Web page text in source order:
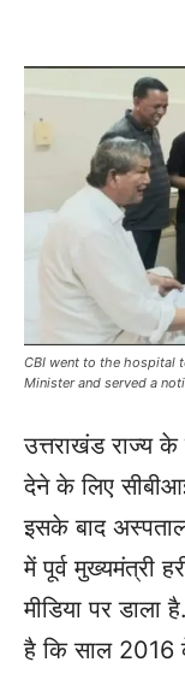
CBI went to the hospital
Minister and served a
उत्तराखंड राज्य के
देने के लिए
इसके बाद
में पूर्व मुख्यमंत्री
मीडिया पर डाला
है कि साल 2016